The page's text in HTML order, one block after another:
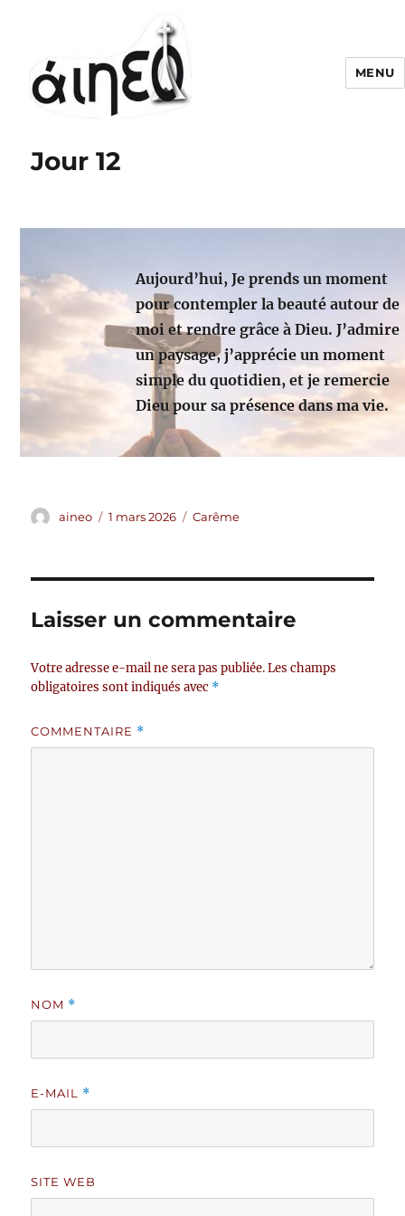
MENU
Jour 12
Aujourd’hui, Je prends un moment
pour contempler la beauté autour de
moi et rendre grâce à Dieu. J’admire
un paysage, j’apprécie un moment
simple du quotidien, et je remercie
Dieu pour sa présence dans ma vie.
Auteur
aineo
Publié
1 mars 2026 Catégories
Carême
Laisser un commentaire
Votre adresse e-mail ne sera pas publiée. Les champs
obligatoires sont indiqués avec *
COMMENTAIRE *
NOM *
E-MAIL *
SITE WEB